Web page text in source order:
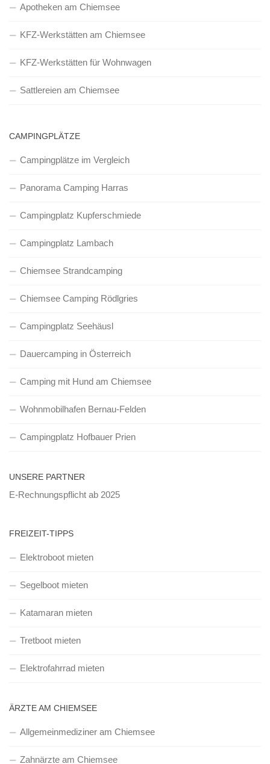
Apotheken am Chiemsee
KFZ-Werkstätten am Chiemsee
KFZ-Werkstätten für Wohnwagen
Sattlereien am Chiemsee
CAMPINGPLÄTZE
Campingplätze im Vergleich
Panorama Camping Harras
Campingplatz Kupferschmiede
Campingplatz Lambach
Chiemsee Strandcamping
Chiemsee Camping Rödlgries
Campingplatz Seehäusl
Dauercamping in Österreich
Camping mit Hund am Chiemsee
Wohnmobilhafen Bernau-Felden
Campingplatz Hofbauer Prien
UNSERE PARTNER
E-Rechnungspflicht ab 2025
FREIZEIT-TIPPS
Elektroboot mieten
Segelboot mieten
Katamaran mieten
Tretboot mieten
Elektrofahrrad mieten
ÄRZTE AM CHIEMSEE
Allgemeinmediziner am Chiemsee
Zahnärzte am Chiemsee